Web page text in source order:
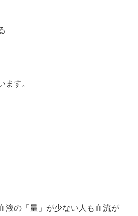
ます。
液の「量」が少ない人も血流が